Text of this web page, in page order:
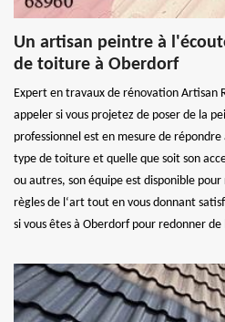
Un artisan peintre à
de toiture à Oberdorf
Expert en travaux de rénovation Artisan
appeler si vous projetez de poser de la
professionnel est en mesure de
type de toiture et quelle que soit son
ou autres, son équipe est disponible
règles de l‘art tout en vous donnant
si vous êtes à Oberdorf pour redonner